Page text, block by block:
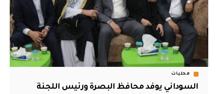
محليات
السوداني يوفد محافظ البصرة ورئيس اللجنة